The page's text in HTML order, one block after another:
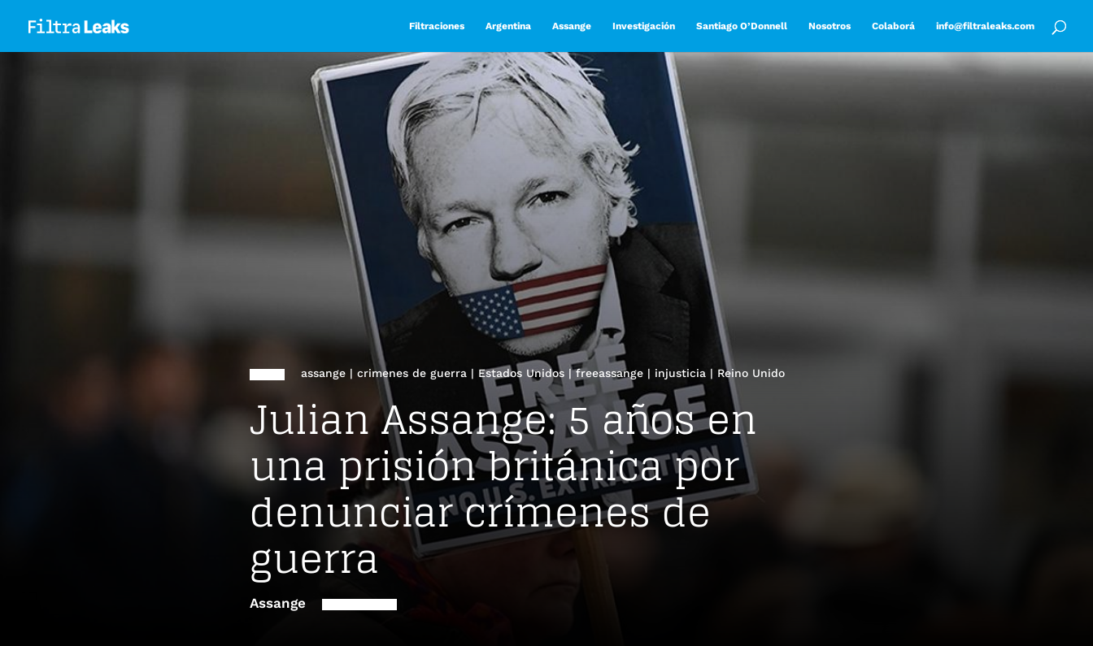
Filtraciones Argentina Assange Investigación Santiago O’Donnell Nosotros Colaborá info@filtraleaks.com
assange| crimenes de guerra | Estados Unidos|freeassange| injusticia | Reino Unido
Julian Assange: 5 años en
una prisión británica por
denunciar crímenes de
guerra
Assange